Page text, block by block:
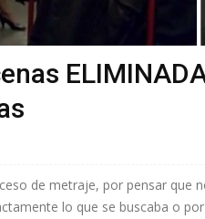
de metraje, por pensar que
lo que se buscaba o